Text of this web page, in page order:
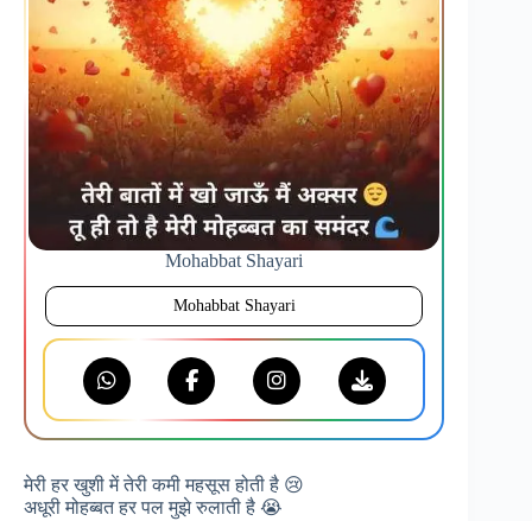
Mohabbat Shayari
Mohabbat Shayari
मेरी हर खुशी में तेरी कमी महसूस होती है 😢
अधूरी मोहब्बत हर पल मुझे रुलाती है 😭